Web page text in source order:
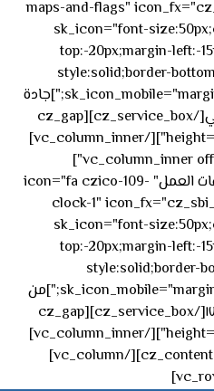
maps-and-flags"
sk_icon="font-
top:-20px;margin-left:-
style:solid;border-
sk_icon_mobile="margin-right:0px;margin-left:0px;"]جادة
الشيخ محمد بن راشد – دبي[/cz_service_box][cz_gap
height="0px" height_tablet="50px"][/vc_column_inner]
[vc_column_inner offset="vc_col-md-4"]
[cz_service_box title="ساعات العمل" icon="fa czico-109-
clock-1"
sk_icon="font-
top:-20px;margin-left:-
style:solid;border-
sk_icon_mobile="margin-right:0px;margin-left:0px;"]من
الاثنين إلى الجمعة ٩:٠٠ - ١٧:٠٠[/cz_service_box][cz_gap
height="0px" height_tablet="50px"][/vc_column_inner]
[/vc_row_inner][/cz_content_box][/vc_column]